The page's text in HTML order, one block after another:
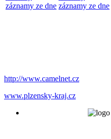
záznamy ze dne záznamy ze dne
http://www.camelnet.cz
www.plzensky-kraj.cz